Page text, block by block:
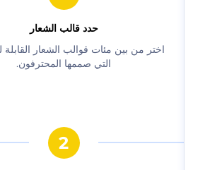
حدد قالب الشعار
‫اختر من بين مئات قوالب الشعار القابلة للتخصيص
التي صممها المحترفون.‬